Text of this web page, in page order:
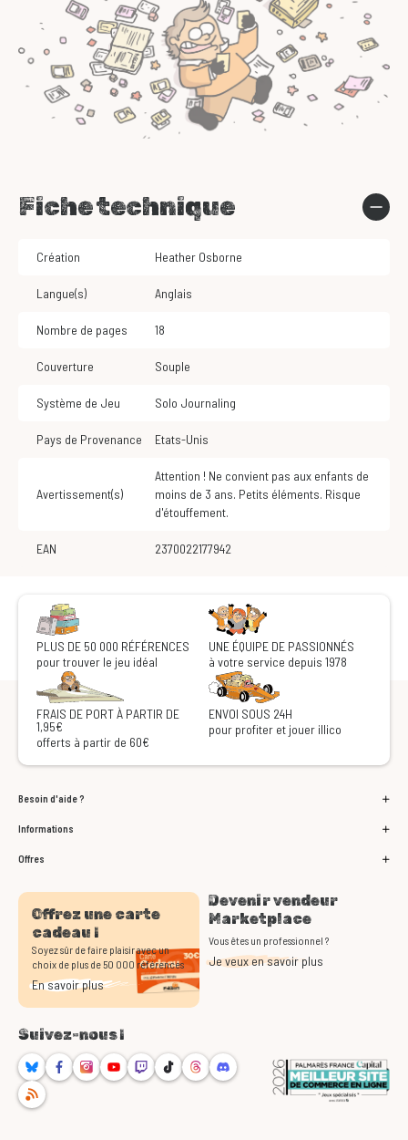
Fiche technique
Création Heather Osborne
Langue(s) Anglais
Nombre de pages 18
Couverture Souple
Système de Jeu Solo Journaling
Pays de Provenance Etats-Unis
Avertissement(s)
Attention ! Ne convient pas aux enfants de
moins de 3 ans. Petits éléments. Risque
d'étouffement.
EAN 2370022177942
PLUS DE 50 000 RÉFÉRENCES
pour trouver le jeu idéal
UNE ÉQUIPE DE PASSIONNÉS
à votre service depuis 1978
FRAIS DE PORT À PARTIR DE
1,95€
offerts à partir de 60€
ENVOI SOUS 24H
pour profiter et jouer illico
Besoin d'aide ?
Informations
Offres
Offrez une carte
cadeau !
Soyez sûr de faire plaisir avec un
choix de plus de 50 000 références
En savoir plus
Devenir vendeur
Marketplace
Vous êtes un professionnel ?
Je veux en savoir plus
Suivez-nous !
BlueskyFacebookInstagram
YoutubeTwitchTikTokThreadsDiscord
RSS